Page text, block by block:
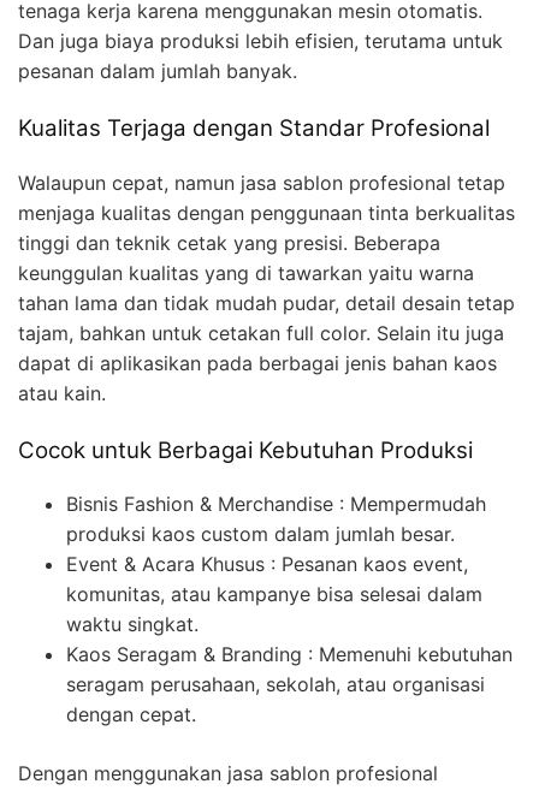
tenaga kerja karena menggunakan mesin otomatis.
Dan juga biaya produksi lebih efisien, terutama untuk
pesanan dalam jumlah banyak.
Kualitas Terjaga dengan Standar Profesional
Walaupun cepat, namun jasa sablon profesional tetap
menjaga kualitas dengan penggunaan tinta berkualitas
tinggi dan teknik cetak yang presisi. Beberapa
keunggulan kualitas yang di tawarkan yaitu warna
tahan lama dan tidak mudah pudar, detail desain tetap
tajam, bahkan untuk cetakan full color. Selain itu juga
dapat di aplikasikan pada berbagai jenis bahan kaos
atau kain.
Cocok untuk Berbagai Kebutuhan Produksi
Bisnis Fashion & Merchandise : Mempermudah
produksi kaos custom dalam jumlah besar.
Event & Acara Khusus : Pesanan kaos event,
komunitas, atau kampanye bisa selesai dalam
waktu singkat.
Kaos Seragam & Branding : Memenuhi kebutuhan
seragam perusahaan, sekolah, atau organisasi
dengan cepat.
Dengan menggunakan jasa sablon profesional